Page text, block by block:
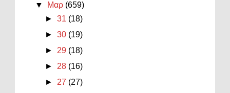
▼
Μαρ (659)
►31 (18)
►30 (19)
► 29 (18)
► 28 (16)
► 27 (27)